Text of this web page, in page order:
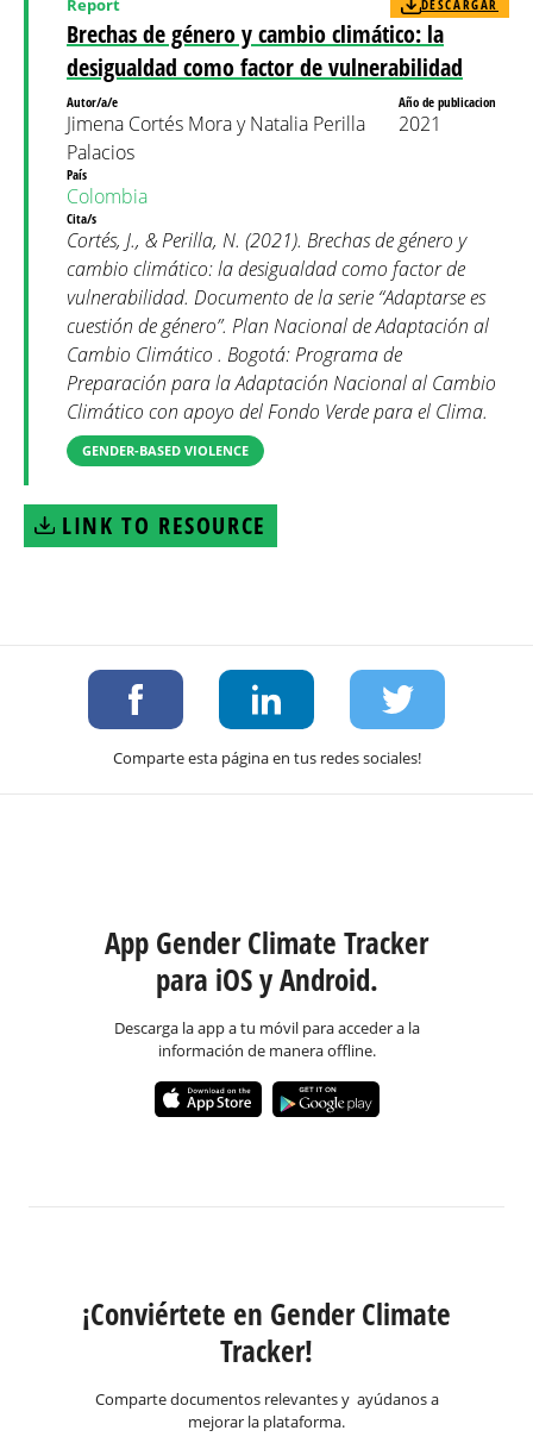
Brechas de género y cambio climático: la
desigualdad como factor de vulnerabilidad
DESCARGAR
Autor/a/e
Jimena Cortés Mora y Natalia Perilla
Palacios
Año de publicacion
2021
País
Colombia
Cita/s
Cortés, J., & Perilla, N. (2021). Brechas de género y
cambio climático: la desigualdad como factor de
vulnerabilidad. Documento de la serie “Adaptarse es
cuestión de género”. Plan Nacional de Adaptación al
Cambio Climático . Bogotá: Programa de
Preparación para la Adaptación Nacional al Cambio
Climático con apoyo del Fondo Verde para el Clima.
GENDER-BASED VIOLENCE
LINK TO RESOURCE
Comparte esta página en tus redes sociales!
App Gender Climate Tracker
para iOS y Android.
Descarga la app a tu móvil para acceder a la
información de manera offline.
¡Conviértete en Gender Climate
Tracker!
Comparte documentos relevantes y ayúdanos a
mejorar la plataforma.